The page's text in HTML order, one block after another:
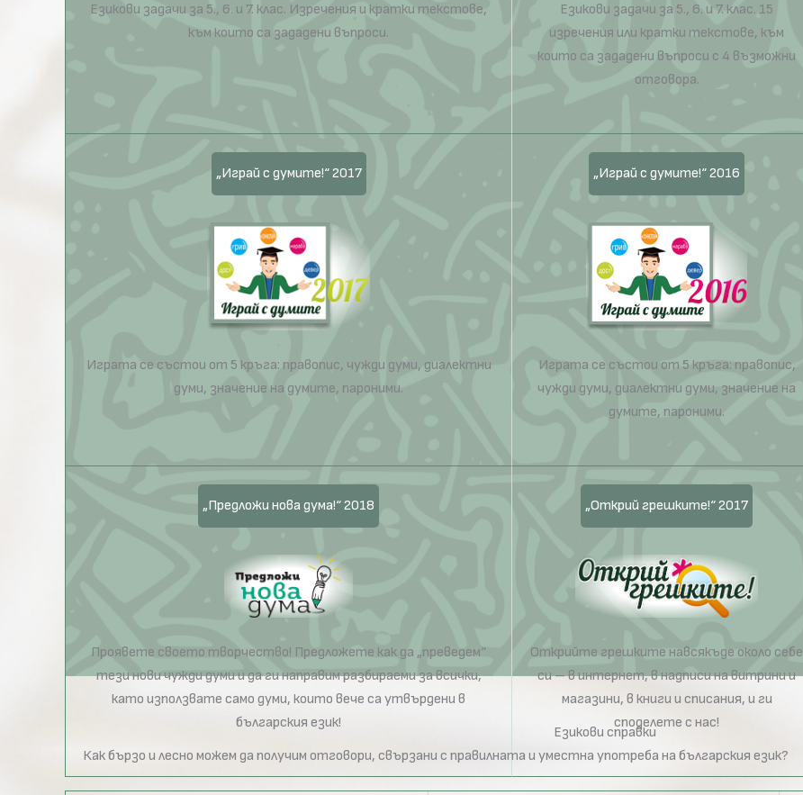
Езикови задачи за 5., 6. и 7. клас. Изречения и кратки текстове,
към които са зададени въпроси.
Езикови задачи за 5., 6. и 7. клас. 15
изречения или кратки текстове, към
които са зададени въпроси с 4 възможни
отговора.
„Играй с думите!“ 2017
Играта се състои от 5 кръга: правопис, чужди думи, диалектни
думи, значение на думите, пароними.
„Играй с думите!“ 2016
Играта се състои от 5 кръга: правопис,
чужди думи, диалектни думи, значение на
думите, пароними.
„Предложи нова дума!“ 2018
Проявете своето творчество! Предложете как да „преведем“
тези нови чужди думи и да ги направим разбираеми за всички,
като използвате само думи, които вече са утвърдени в
българския език!
„Открий грешките!“ 2017
Открийте грешките навсякъде около себе
си – в интернет, в надписи на витрини и
магазини, в книги и списания, и ги
споделете с нас!
Езикови справки
Как бързо и лесно можем да получим отговори, свързани с правилната и уместна употреба на българския език?